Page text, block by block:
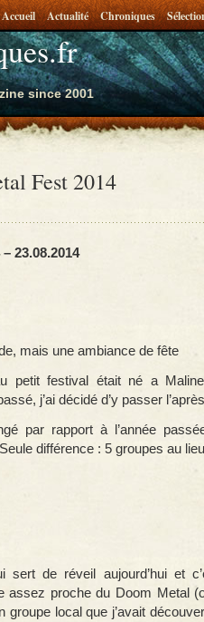
since 2001
Accueil Actualité Chroniques
Fest 2014
23.08.2014
mais une ambiance de fête
petit festival était né a
j’ai décidé d’y passer
par rapport à l’année
différence : 5 groupes au
sert de réveil aujourd’hui et
assez proche du Doom Metal
groupe local que j’avait